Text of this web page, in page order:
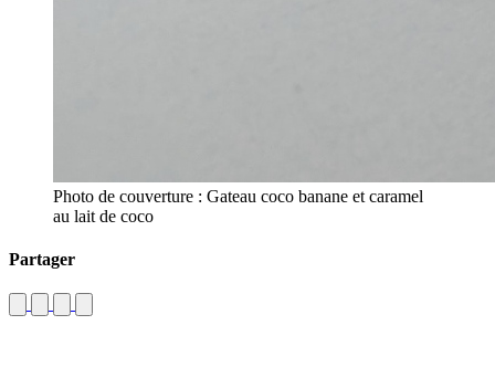
Photo de couverture : Gateau coco banane et caramel
au lait de coco
Partager